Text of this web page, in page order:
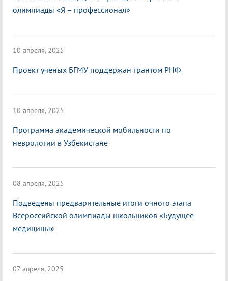
олимпиады «Я – профессионал»
10 апреля, 2025
Проект ученых БГМУ поддержан грантом РНФ
10 апреля, 2025
Программа академической мобильности по
неврологии в Узбекистане
08 апреля, 2025
Подведены предварительные итоги очного этапа
Всероссийской олимпиады школьников «Будущее
медицины»
07 апреля, 2025